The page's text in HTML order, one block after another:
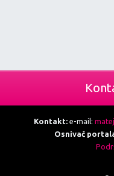
Kontakt:e-mail:
Osnivač